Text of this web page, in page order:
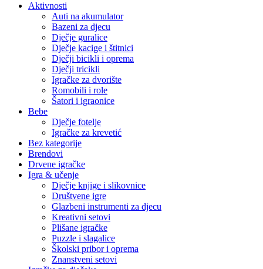
Aktivnosti
Auti na akumulator
Bazeni za djecu
Dječje guralice
Dječje kacige i štitnici
Dječji bicikli i oprema
Dječji tricikli
Igračke za dvorište
Romobili i role
Šatori i igraonice
Bebe
Dječje fotelje
Igračke za krevetić
Bez kategorije
Brendovi
Drvene igračke
Igra & učenje
Dječje knjige i slikovnice
Društvene igre
Glazbeni instrumenti za djecu
Kreativni setovi
Plišane igračke
Puzzle i slagalice
Školski pribor i oprema
Znanstveni setovi